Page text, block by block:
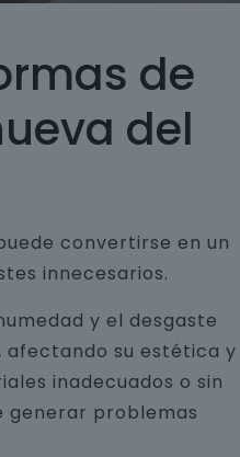
de
del
convertirse en un
innecesarios.
y el desgaste
afectando su estética y
inadecuados o sin
generar problemas